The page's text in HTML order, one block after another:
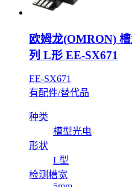
欧姆龙(OMRON)
列 L形 EE-SX671
EE-SX671
有配件/替代品
种类
槽型光电
形状
L型
检测槽宽